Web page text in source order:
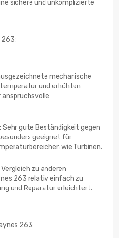
sichere und unkomplizierte
263:
mechanische
und erhöhten
gute Beständigkeit gegen
geeignet für
wie Turbinen.
zu anderen
263 relativ einfach zu
und Reparatur erleichtert.
263: